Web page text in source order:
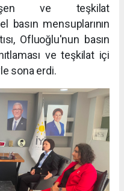
ve teşkilat
basın mensuplarının
Ofluoğlu'nun basın
ve teşkilat içi
sona erdi.